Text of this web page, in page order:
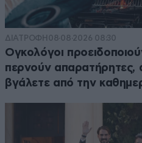
ΔΙΑΤΡΟΦΗ 08·08·2026 08:30
Ογκολόγοι
περνούν απαρατήρητες,
βγάλετε από την